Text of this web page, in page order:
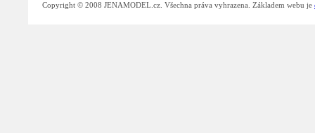
Copyright © 2008 JENAMODEL.cz. Všechna práva vyhrazena. Základem webu je